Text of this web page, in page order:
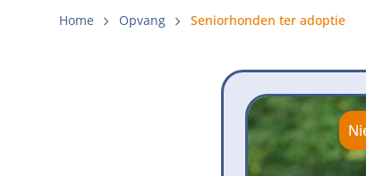
Home Opvang Seniorhonden ter adoptie